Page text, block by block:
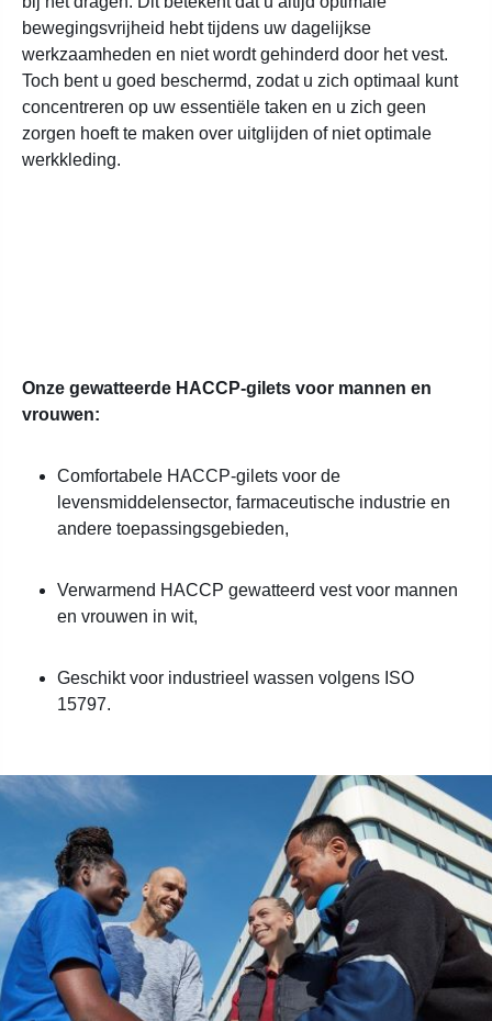
bewegingsvrijheid hebt tijdens uw dagelijkse
werkzaamheden en niet wordt gehinderd door het vest.
Toch bent u goed beschermd, zodat u zich optimaal kunt
concentreren op uw essentiële taken en u zich geen
zorgen hoeft te maken over uitglijden of niet optimale
werkkleding.
Onze gewatteerde HACCP-gilets voor mannen en
vrouwen:
Comfortabele HACCP-gilets voor de
levensmiddelensector, farmaceutische industrie en
andere toepassingsgebieden,
Verwarmend HACCP gewatteerd vest voor mannen
en vrouwen in wit,
Geschikt voor industrieel wassen volgens ISO
15797.